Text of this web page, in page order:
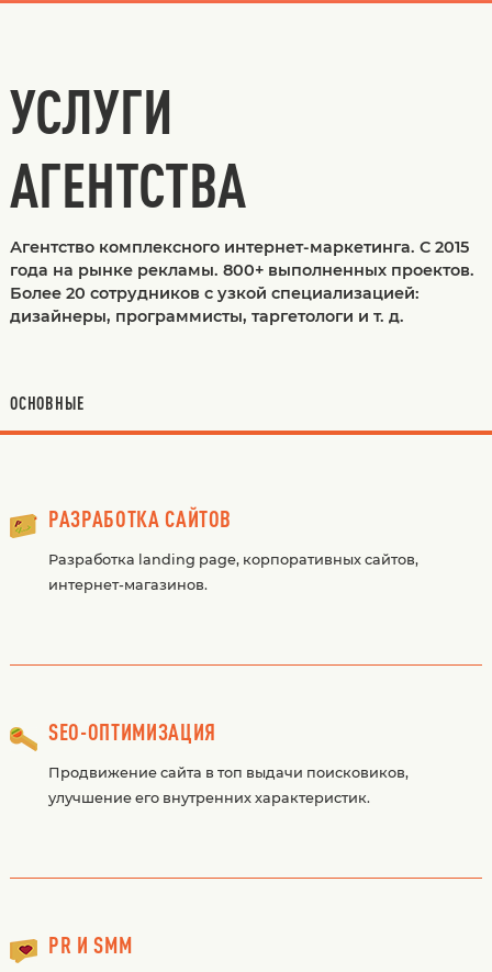
УСЛУГИ
АГЕНТСТВА
Агентство комплексного интернет-маркетинга. C 2015
года на рынке рекламы. 800+ выполненных проектов.
Более 20 сотрудников с узкой специализацией:
дизайнеры, программисты, таргетологи и т. д.
ОСНОВНЫЕ
РАЗРАБОТКА САЙТОВ
Разработка landing page, корпоративных сайтов,
интернет-магазинов.
SEO-ОПТИМИЗАЦИЯ
Продвижение сайта в топ выдачи поисковиков,
улучшение его внутренних характеристик.
PR И SMM